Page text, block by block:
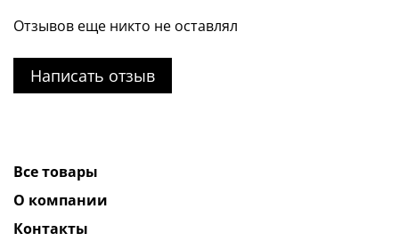
Отзывов еще никто не оставлял
Написать отзыв
Все товары
О компании
Контакты